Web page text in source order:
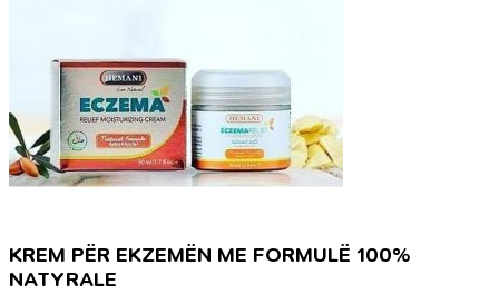
KREM PËR EKZEMËN ME FORMULË 100%
NATYRALE